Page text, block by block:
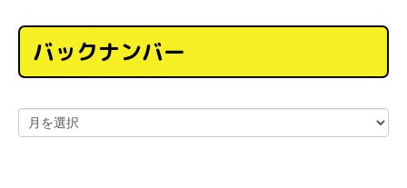
バックナンバー